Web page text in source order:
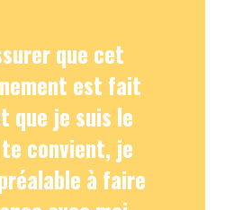
que cet
est fait
que je suis le
convient, je
à faire